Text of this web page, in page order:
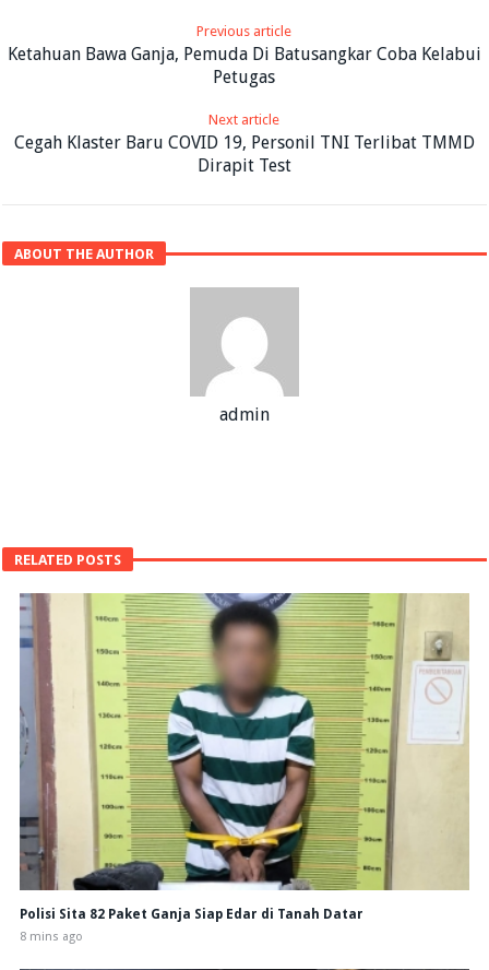
Previous article
Ketahuan Bawa Ganja, Pemuda Di Batusangkar Coba Kelabui
Petugas
Next article
Cegah Klaster Baru COVID 19, Personil TNI Terlibat TMMD
Dirapit Test
ABOUT THE AUTHOR
admin
RELATED POSTS
Polisi Sita 82 Paket Ganja Siap Edar di Tanah Datar
8 mins ago